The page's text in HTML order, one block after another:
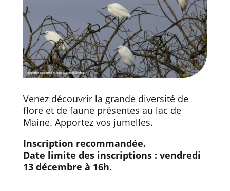
Venez découvrir la grande diversité de
flore et de faune présentes au lac de
Maine. Apportez vos jumelles.
Inscription recommandée.
Date limite des inscriptions : vendredi
13 décembre à 16h.